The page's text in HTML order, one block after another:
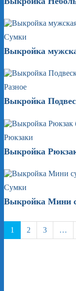
Сумки
Выкройка
Разное
Выкройка
Рюкзаки
Выкройка
Сумки
Выкройка Мини
1 2 3 …